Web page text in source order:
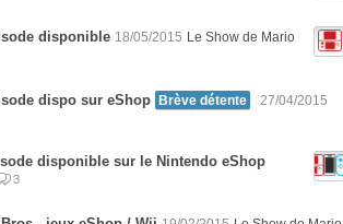
disponible 18/05/2015 Le Show de Mario
dispo sur eShop Brève détente
27/04/2015
disponible sur le Nintendo eShop
3